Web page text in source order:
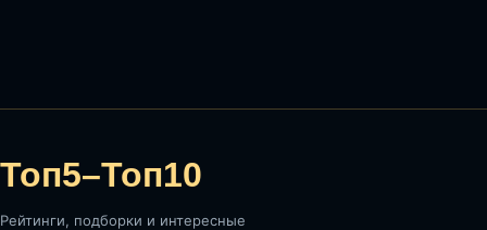
Топ5–Топ10
Рейтинги, подборки и интересные